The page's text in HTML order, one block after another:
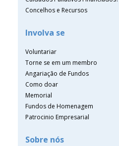
Concelhos e Recursos
Involva se
Voluntariar
Torne se em um membro
Angariação de Fundos
Como doar
Memorial
Fundos de Homenagem
Patrocinio Empresarial
Sobre nós